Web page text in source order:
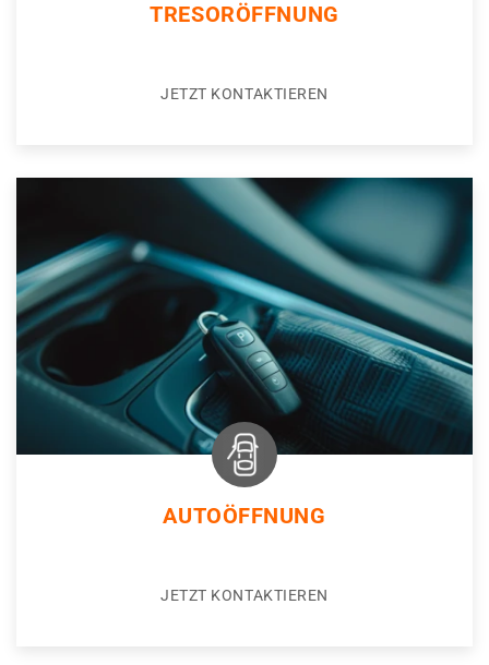
TRESORÖFFNUNG
JETZT KONTAKTIEREN
AUTOÖFFNUNG
JETZT KONTAKTIEREN